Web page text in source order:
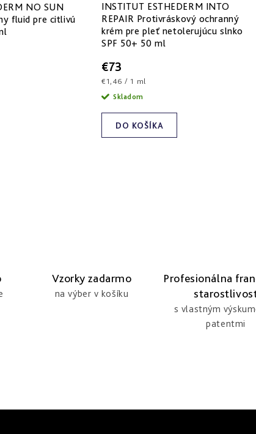
NO SUN
fluid pre citlivú
INSTITUT ESTHEDERM INTO
REPAIR Protivráskový ochranný
krém pre pleť netolerujúcu slnko
SPF 50+ 50 ml
€73
Jednotková
cena:
€1,46 / 1 ml
DO KOŠÍKA
Skladom
Vzorky zadarmo
na výber v košíku
Profesionálna
s vlastným
patentmi